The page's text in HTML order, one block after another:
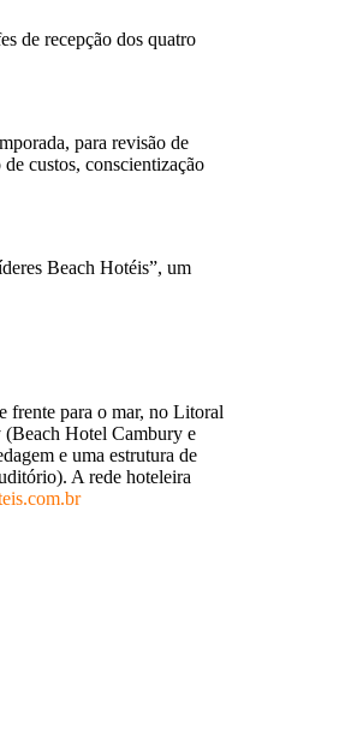
de recepção dos quatro
para revisão de
custos, conscientização
Beach Hotéis”, um
frente para o mar, no Litoral
(Beach Hotel Cambury e
e uma estrutura de
A rede hoteleira